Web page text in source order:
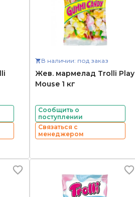
В наличии: под заказ
Жев. мармелад Trolli Play
Mouse 1 кг
Сообщить о
поступлении
Связаться с
менеджером